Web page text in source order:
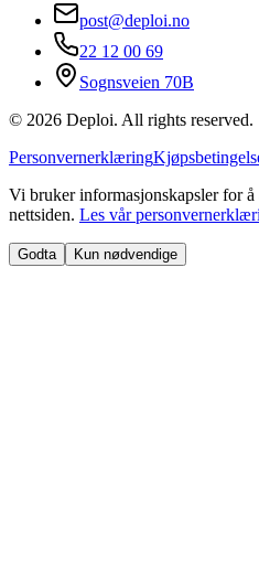
post@deploi.no
22 12 00 69
Sognsveien 70B
© 2026 Deploi. All rights reserved.
Personvernerklæring
Vi bruker informasjonskapsler for
nettsiden. Les vår
Godta Kun nødvendige